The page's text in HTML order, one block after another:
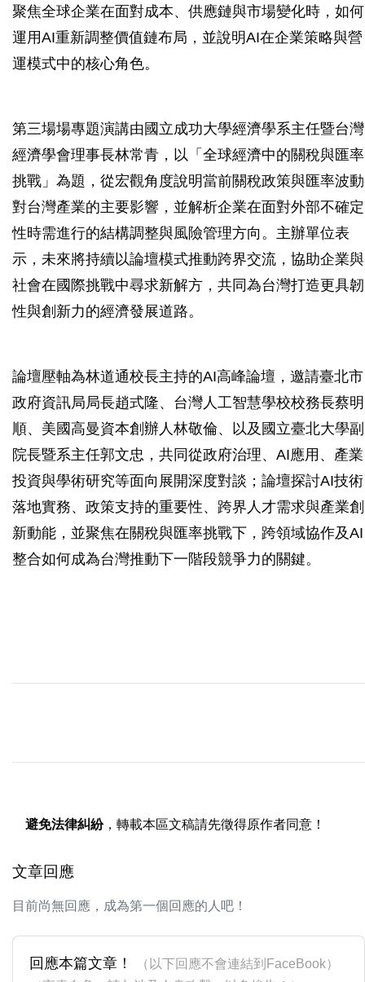
聚焦全球企業在面對成本、供應鏈與市場變化時，如何
運用AI重新調整價值鏈布局，並說明AI在企業策略與營
運模式中的核心角色。
第三場場專題演講由國立成功大學經濟學系主任暨台灣
經濟學會理事長林常青，以「全球經濟中的關稅與匯率
挑戰」為題，從宏觀角度說明當前關稅政策與匯率波動
對台灣產業的主要影響，並解析企業在面對外部不確定
性時需進行的結構調整與風險管理方向。主辦單位表
示，未來將持續以論壇模式推動跨界交流，協助企業與
社會在國際挑戰中尋求新解方，共同為台灣打造更具韌
性與創新力的經濟發展道路。
論壇壓軸為林道通校長主持的AI高峰論壇，邀請臺北市
政府資訊局局長趙式隆、台灣人工智慧學校校務長蔡明
順、美國高曼資本創辦人林敬倫、以及國立臺北大學副
院長暨系主任郭文忠，共同從政府治理、AI應用、產業
投資與學術研究等面向展開深度對談；論壇探討AI技術
落地實務、政策支持的重要性、跨界人才需求與產業創
新動能，並聚焦在關稅與匯率挑戰下，跨領域協作及AI
整合如何成為台灣推動下一階段競爭力的關鍵。
避免法律糾紛，轉載本區文稿請先徵得原作者同意！
文章回應
目前尚無回應，成為第一個回應的人吧！
回應本篇文章！
（以下回應不會連結到FaceBook）